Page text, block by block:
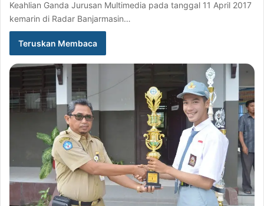
Keahlian Ganda Jurusan Multimedia pada tanggal 11 April 2017
kemarin di Radar Banjarmasin…
Teruskan Membaca